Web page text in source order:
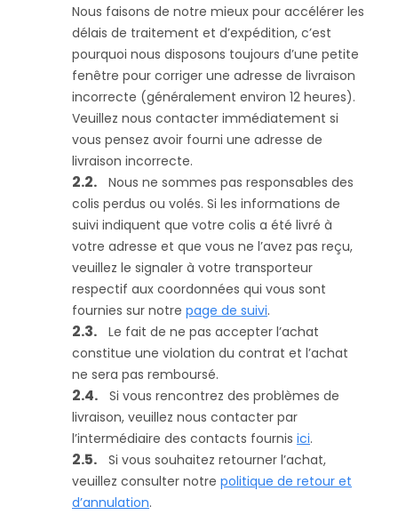
Nous faisons de notre mieux pour accélérer les
délais de traitement et d’expédition, c’est
pourquoi nous disposons toujours d’une petite
fenêtre pour corriger une adresse de livraison
incorrecte (généralement environ 12 heures).
Veuillez nous contacter immédiatement si
vous pensez avoir fourni une adresse de
livraison incorrecte.
Nous ne sommes pas responsables des
colis perdus ou volés. Si les informations de
suivi indiquent que votre colis a été livré à
votre adresse et que vous ne l’avez pas reçu,
veuillez le signaler à votre transporteur
respectif aux coordonnées qui vous sont
fournies sur notre page de suivi.
Le fait de ne pas accepter l’achat
constitue une violation du contrat et l’achat
ne sera pas remboursé.
Si vous rencontrez des problèmes de
livraison, veuillez nous contacter par
l’intermédiaire des contacts fournis ici.
Si vous souhaitez retourner l’achat,
veuillez consulter notre politique de retour et
d’annulation.